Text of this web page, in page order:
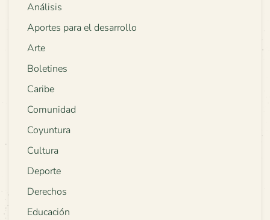
Análisis
Aportes para el desarrollo
Arte
Boletines
Caribe
Comunidad
Coyuntura
Cultura
Deporte
Derechos
Educación